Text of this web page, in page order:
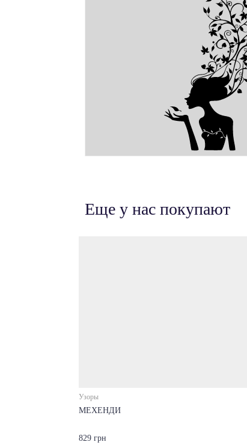
Еще у нас покупают
Узоры
МЕХЕНДИ
829 грн